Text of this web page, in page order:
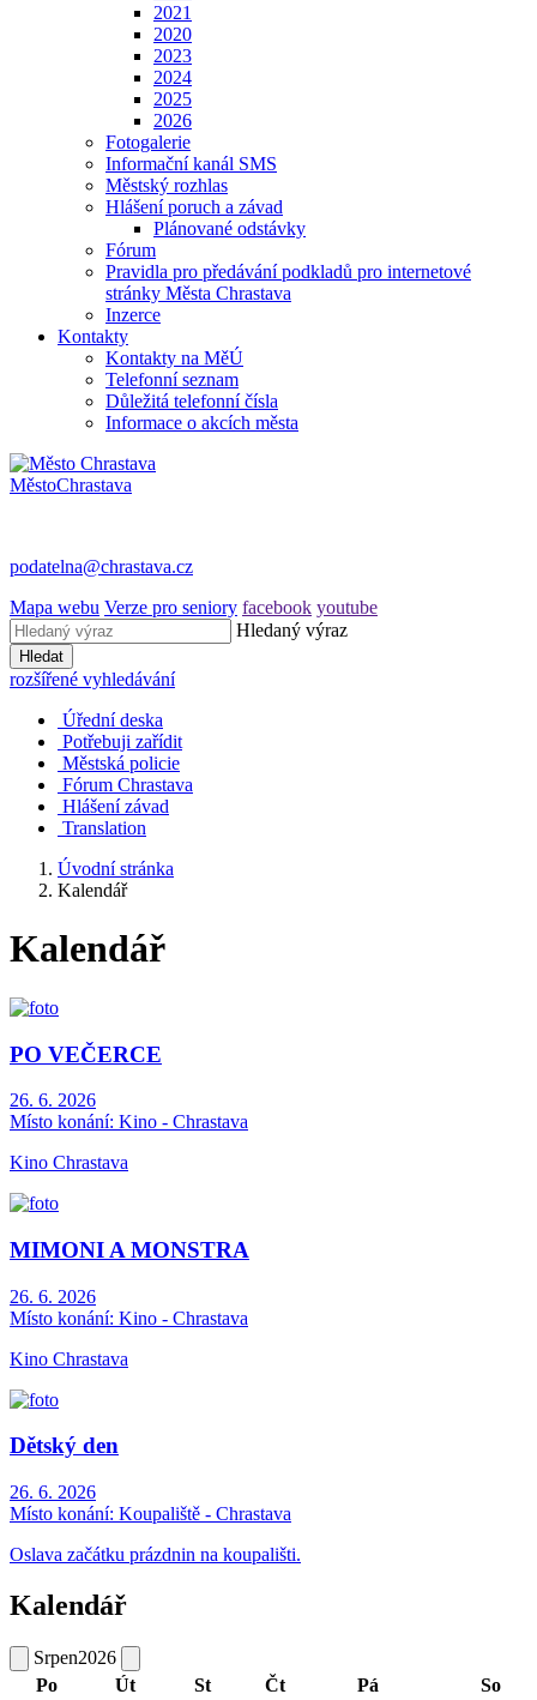
2021
2020
2023
2024
2025
2026
Fotogalerie
Informační kanál SMS
Městský rozhlas
Hlášení poruch a závad
Plánované odstávky
Fórum
Pravidla pro předávání podkladů pro internetové
stránky Města Chrastava
Inzerce
Kontakty
Kontakty na MěÚ
Telefonní seznam
Důležitá telefonní čísla
Informace o akcích města
MěstoChrastava
podatelna@chrastava.cz
Mapa webu Verze pro seniory facebook youtube
Hledaný výraz
Hledat
rozšířené vyhledávání
Úřední deska
Potřebuji zařídit
Městská policie
Fórum Chrastava
Hlášení závad
Translation
Úvodní stránka
Kalendář
Kalendář
PO VEČERCE
26. 6. 2026
Místo konání: Kino - Chrastava
Kino Chrastava
MIMONI A MONSTRA
26. 6. 2026
Místo konání: Kino - Chrastava
Kino Chrastava
Dětský den
26. 6. 2026
Místo konání: Koupaliště - Chrastava
Oslava začátku prázdnin na koupališti.
Kalendář
Srpen2026
Po
Út St Čt Pá So